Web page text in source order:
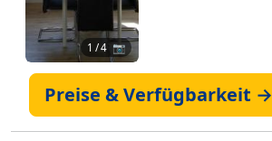
1 / 4 📷
Preise & Verfügbarkeit →